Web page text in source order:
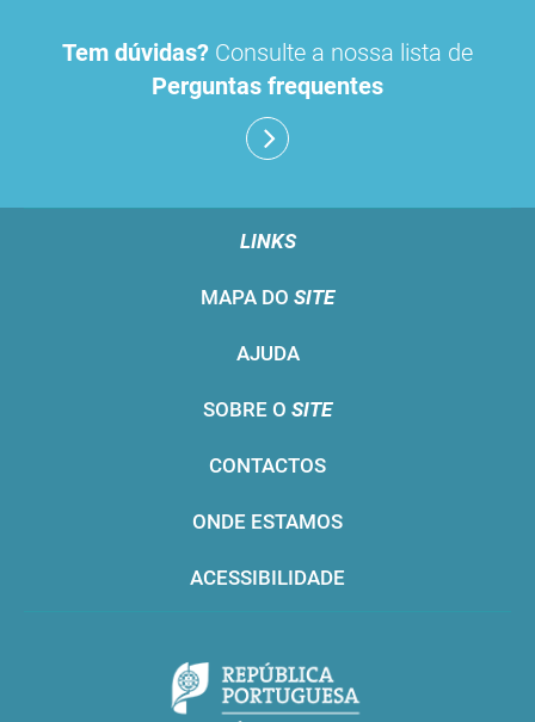
Tem dúvidas? Consulte a nossa lista de
Perguntas frequentes
LINKS
MAPA DO SITE
AJUDA
SOBRE O SITE
CONTACTOS
ONDE ESTAMOS
ACESSIBILIDADE